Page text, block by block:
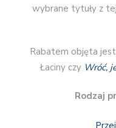
wybrane tytuły z
Rabatem objęta jest
Łaciny czy Wróć,
Rodzaj